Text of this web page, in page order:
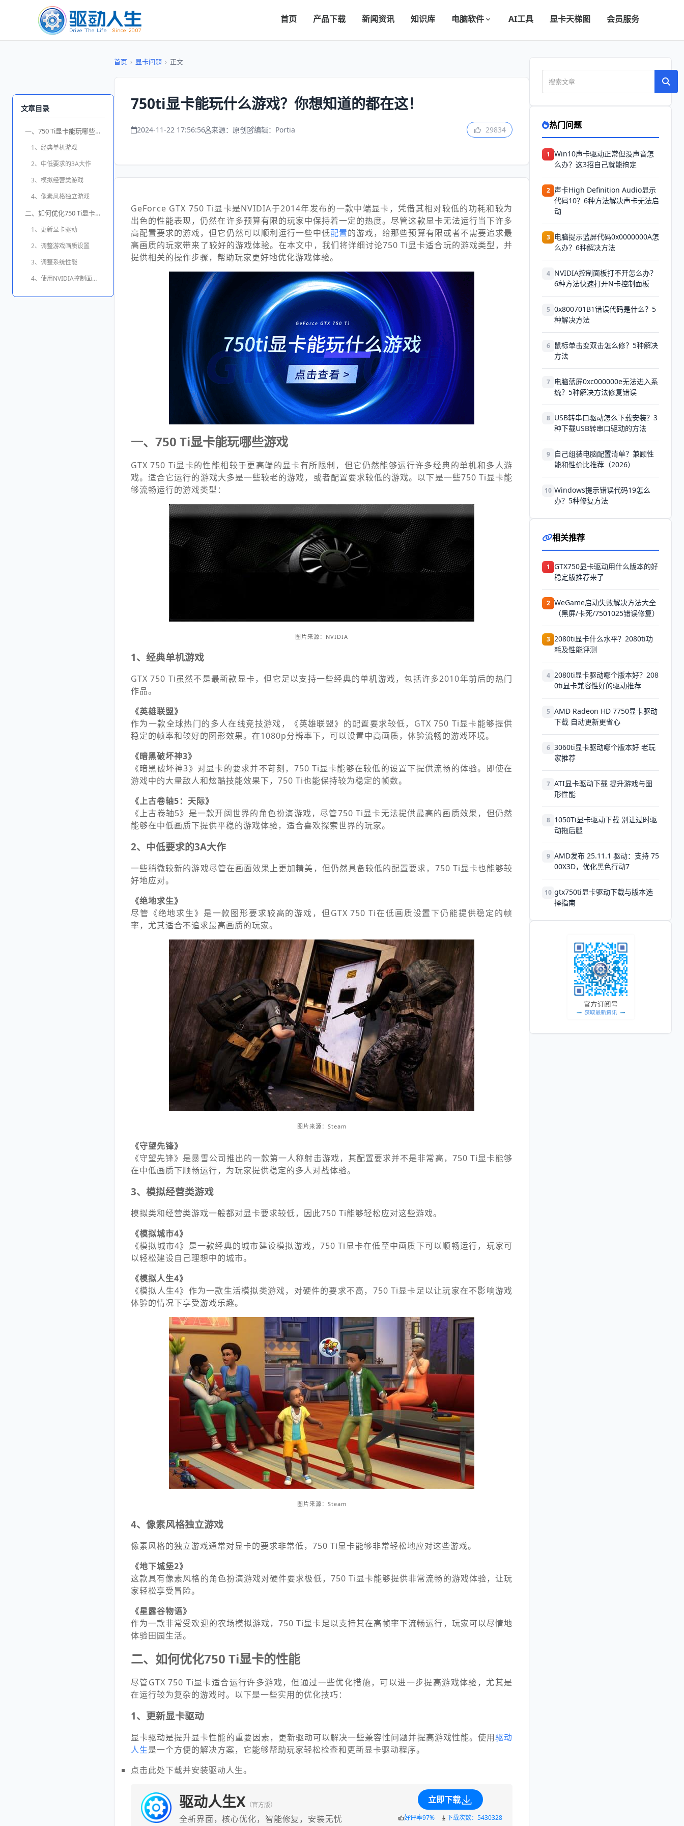
首页 产品下载 新闻资讯 知识库 电脑软件 AI工具 显卡天梯图 会员服务
文章目录
一、750 Ti显卡能玩哪些游戏
1、经典单机游戏
2、中低要求的3A大作
3、模拟经营类游戏
4、像素风格独立游戏
二、如何优化750 Ti显卡的性能
1、更新显卡驱动
2、调整游戏画质设置
3、调整系统性能
4、使用NVIDIA控制面板进行优化
首页 › 显卡问题 › 正文
750ti显卡能玩什么游戏？你想知道的都在这！
2024-11-22 17:56:56 来源：原创 编辑：Portia 29834
GeForce GTX 750 Ti显卡是NVIDIA于2014年发布的一款中端显卡，凭借其相对较低的功耗和较为
出色的性能表现，仍然在许多预算有限的玩家中保持着一定的热度。尽管这款显卡无法运行当下许多
高配置要求的游戏，但它仍然可以顺利运行一些中低配置的游戏，给那些预算有限或者不需要追求最
高画质的玩家带来了较好的游戏体验。在本文中，我们将详细讨论750 Ti显卡适合玩的游戏类型，并
提供相关的操作步骤，帮助玩家更好地优化游戏体验。
一、750 Ti显卡能玩哪些游戏
GTX 750 Ti显卡的性能相较于更高端的显卡有所限制，但它仍然能够运行许多经典的单机和多人游
戏。适合它运行的游戏大多是一些较老的游戏，或者配置要求较低的游戏。以下是一些750 Ti显卡能
够流畅运行的游戏类型：
图片来源：NVIDIA
1、经典单机游戏
GTX 750 Ti虽然不是最新款显卡，但它足以支持一些经典的单机游戏，包括许多2010年前后的热门
作品。
《英雄联盟》
作为一款全球热门的多人在线竞技游戏，《英雄联盟》的配置要求较低，GTX 750 Ti显卡能够提供
稳定的帧率和较好的图形效果。在1080p分辨率下，可以设置中高画质，体验流畅的游戏环境。
《暗黑破坏神3》
《暗黑破坏神3》对显卡的要求并不苛刻，750 Ti显卡能够在较低的设置下提供流畅的体验。即使在
游戏中的大量敌人和炫酷技能效果下，750 Ti也能保持较为稳定的帧数。
《上古卷轴5：天际》
《上古卷轴5》是一款开阔世界的角色扮演游戏，尽管750 Ti显卡无法提供最高的画质效果，但仍然
能够在中低画质下提供平稳的游戏体验，适合喜欢探索世界的玩家。
2、中低要求的3A大作
一些稍微较新的游戏尽管在画面效果上更加精美，但仍然具备较低的配置要求，750 Ti显卡也能够较
好地应对。
《绝地求生》
尽管《绝地求生》是一款图形要求较高的游戏，但GTX 750 Ti在低画质设置下仍能提供稳定的帧
率，尤其适合不追求最高画质的玩家。
图片来源：Steam
《守望先锋》
《守望先锋》是暴雪公司推出的一款第一人称射击游戏，其配置要求并不是非常高，750 Ti显卡能够
在中低画质下顺畅运行，为玩家提供稳定的多人对战体验。
3、模拟经营类游戏
模拟类和经营类游戏一般都对显卡要求较低，因此750 Ti能够轻松应对这些游戏。
《模拟城市4》
《模拟城市4》是一款经典的城市建设模拟游戏，750 Ti显卡在低至中画质下可以顺畅运行，玩家可
以轻松建设自己理想中的城市。
《模拟人生4》
《模拟人生4》作为一款生活模拟类游戏，对硬件的要求不高，750 Ti显卡足以让玩家在不影响游戏
体验的情况下享受游戏乐趣。
图片来源：Steam
4、像素风格独立游戏
像素风格的独立游戏通常对显卡的要求非常低，750 Ti显卡能够非常轻松地应对这些游戏。
《地下城堡2》
这款具有像素风格的角色扮演游戏对硬件要求极低，750 Ti显卡能够提供非常流畅的游戏体验，让玩
家轻松享受冒险。
《星露谷物语》
作为一款非常受欢迎的农场模拟游戏，750 Ti显卡足以支持其在高帧率下流畅运行，玩家可以尽情地
体验田园生活。
二、如何优化750 Ti显卡的性能
尽管GTX 750 Ti显卡适合运行许多游戏，但通过一些优化措施，可以进一步提高游戏体验，尤其是
在运行较为复杂的游戏时。以下是一些实用的优化技巧：
1、更新显卡驱动
显卡驱动是提升显卡性能的重要因素，更新驱动可以解决一些兼容性问题并提高游戏性能。使用驱动
人生是一个方便的解决方案，它能够帮助玩家轻松检查和更新显卡驱动程序。
点击此处下载并安装驱动人生。
驱动人生X （官方版）
全新界面，核心优化，智能修复，安装无忧
立即下载
好评率97% 下载次数：5430328
热门问题
1 Win10声卡驱动正常但没声音怎
么办？这3招自己就能搞定
2 声卡High Definition Audio显示
代码10？6种方法解决声卡无法启
动
3 电脑提示蓝屏代码0x0000000A怎
么办？6种解决方法
4 NVIDIA控制面板打不开怎么办？
6种方法快速打开N卡控制面板
5 0x800701B1错误代码是什么？5
种解决方法
6
鼠标单击变双击怎么修？5种解决
方法
7 电脑蓝屏0xc000000e无法进入系
统？5种解决方法修复错误
8 USB转串口驱动怎么下载安装？3
种下载USB转串口驱动的方法
9
自己组装电脑配置清单？兼顾性
能和性价比推荐（2026）
10 Windows提示错误代码19怎么
办？5种修复方法
相关推荐
1
GTX750显卡驱动用什么版本的好
稳定版推荐来了
2 WeGame启动失败解决方法大全
（黑屏/卡死/7501025错误修复）
3 2080ti显卡什么水平？2080ti功
耗及性能评测
4 2080ti显卡驱动哪个版本好？208
0ti显卡兼容性好的驱动推荐
5 AMD Radeon HD 7750显卡驱动
下载 自动更新更省心
6 3060ti显卡驱动哪个版本好 老玩
家推荐
7 ATI显卡驱动下载 提升游戏与图
形性能
8 1050Ti显卡驱动下载 别让过时驱
动拖后腿
9 AMD发布 25.11.1 驱动：支持 75
00X3D，优化黑色行动7
10 gtx750ti显卡驱动下载与版本选
择指南